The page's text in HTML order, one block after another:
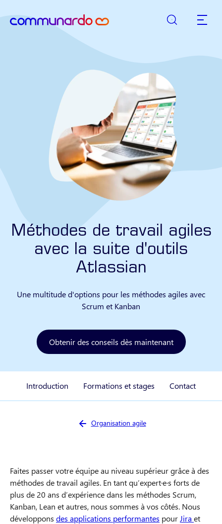
Rechercher
Méthodes de travail agiles
avec la suite d'outils
Atlassian
Une multitude d'options pour les méthodes agiles avec
Scrum et Kanban
Obtenir des conseils dès maintenant
Introduction Formations et stages Contact
Vous êtes ici :
Organisation agile
Faites passer votre équipe au niveau supérieur grâce à des
méthodes de travail agiles. En tant qu’expert·e·s forts de
plus de 20 ans d’expérience dans les méthodes Scrum,
Kanban, Lean et autres, nous sommes à vos côtés. Nous
développons des applications performantes pour Jira et